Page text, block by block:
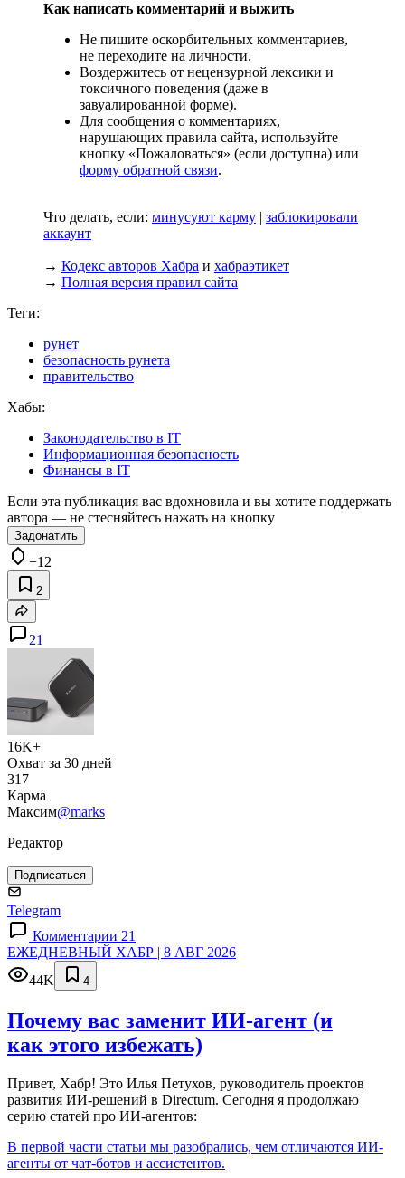
Как написать комментарий и выжить
Не пишите оскорбительных комментариев,
не переходите на личности.
Воздержитесь от нецензурной лексики и
токсичного поведения (даже в
завуалированной форме).
Для сообщения о комментариях,
нарушающих правила сайта, используйте
кнопку «Пожаловаться» (если доступна) или
форму обратной связи.
Что делать, если: минусуют карму | заблокировали
аккаунт
→ Кодекс авторов Хабра и хабраэтикет
→ Полная версия правил сайта
Теги:
рунет
безопасность рунета
правительство
Хабы:
Законодательство в IT
Информационная безопасность
Финансы в IT
Если эта публикация вас вдохновила и вы хотите поддержать
автора — не стесняйтесь нажать на кнопку
Задонатить
+12
2
21
16K+
Охват за 30 дней
317
Карма
Максим@marks
Редактор
Подписаться
Telegram
Комментарии 21
ЕЖЕДНЕВНЫЙ ХАБР | 8 АВГ 2026
44K
4
Почему вас заменит ИИ‑агент (и
как этого избежать)
Привет, Хабр! Это Илья Петухов, руководитель проектов
развития ИИ-решений в Directum. Сегодня я продолжаю
серию статей про ИИ-агентов:
В первой части статьи мы разобрались, чем отличаются ИИ-
агенты от чат-ботов и ассистентов.